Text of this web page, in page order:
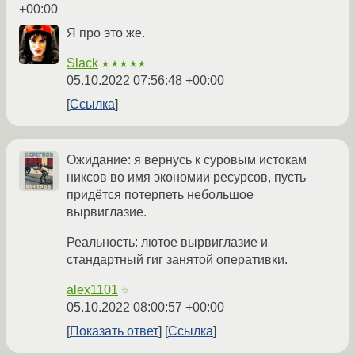
+00:00
Я про это же.
Slack ★★★★★
05.10.2022 07:56:48 +00:00
Ссылка
Ожидание: я вернусь к суровым истокам
никсов во имя экономии ресурсов, пусть
придётся потерпеть небольшое
вырвиглазие.
Реальность: лютое вырвиглазие и
стандартный гиг занятой оперативки.
alex1101 ☆
05.10.2022 08:00:57 +00:00
Показать ответ
Ссылка